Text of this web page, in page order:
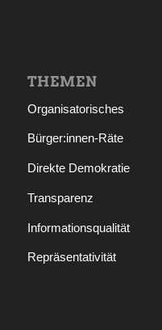
THEMEN
Organisatorisches
Bürger:innen-Räte
Direkte Demokratie
Transparenz
Informationsqualität
Repräsentativität